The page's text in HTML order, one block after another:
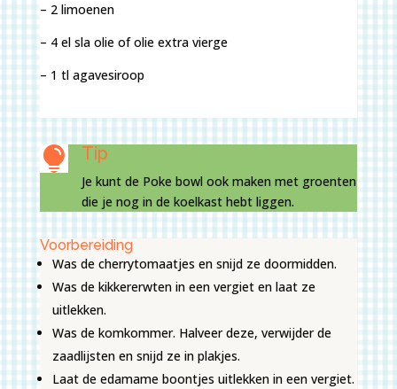
– 2 limoenen
– 4 el sla olie of olie extra vierge
– 1 tl agavesiroop
 Tip
Je kunt de Poke bowl ook maken met groenten
die je nog in de koelkast hebt liggen.
Voorbereiding
Was de cherrytomaatjes en snijd ze doormidden.
Was de kikkererwten in een vergiet en laat ze
uitlekken.
Was de komkommer. Halveer deze, verwijder de
zaadlijsten en snijd ze in plakjes.
Laat de edamame boontjes uitlekken in een vergiet.